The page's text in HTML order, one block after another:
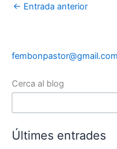
← Entrada anterior
fembonpastor@gmail.com
Cerca al blog
Últimes entrades